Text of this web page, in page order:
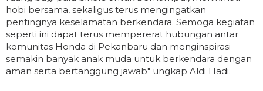
hobi bersama, sekaligus terus mengingatkan
pentingnya keselamatan berkendara. Semoga kegiatan
seperti ini dapat terus mempererat hubungan antar
komunitas Honda di Pekanbaru dan menginspirasi
semakin banyak anak muda untuk berkendara dengan
aman serta bertanggung jawab" ungkap Aldi Hadi.